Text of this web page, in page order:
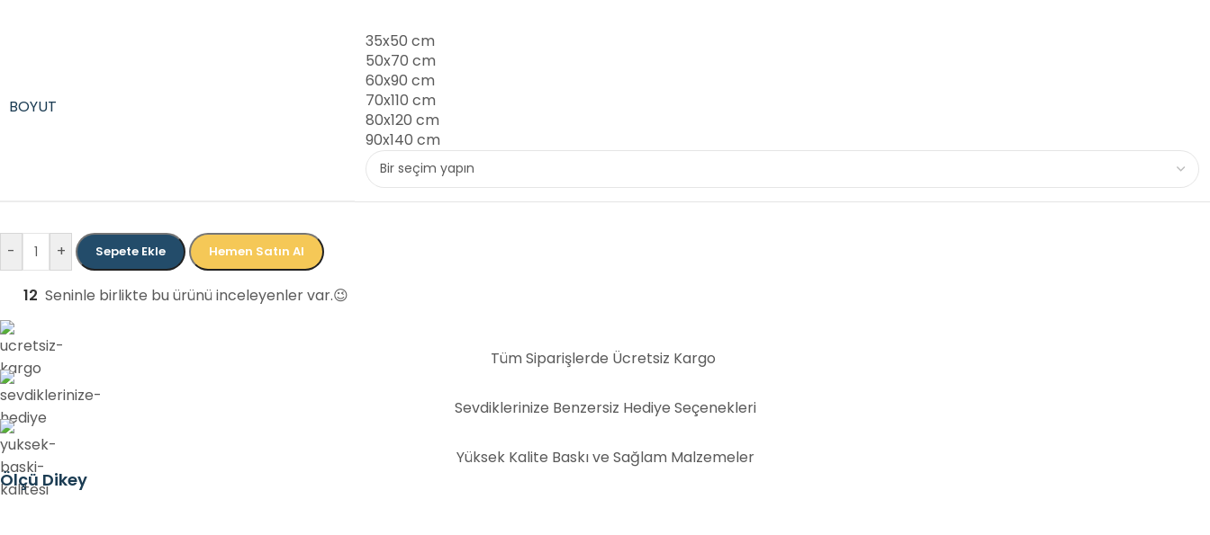
BOYUT
35x50 cm
50x70 cm
60x90 cm
70x110 cm
80x120 cm
90x140 cm
- + Sepete Ekle Hemen Satın Al
12 Seninle birlikte bu ürünü inceleyenler var.😉
Tüm Siparişlerde Ücretsiz Kargo
Sevdiklerinize Benzersiz Hediye Seçenekleri
Yüksek Kalite Baskı ve Sağlam Malzemeler
Ölçü Dikey